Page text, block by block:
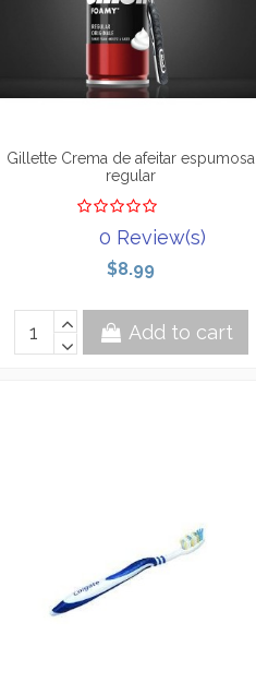
Gillette Crema de afeitar espumosa
regular
0 Review(s)
$8.99
Add to cart